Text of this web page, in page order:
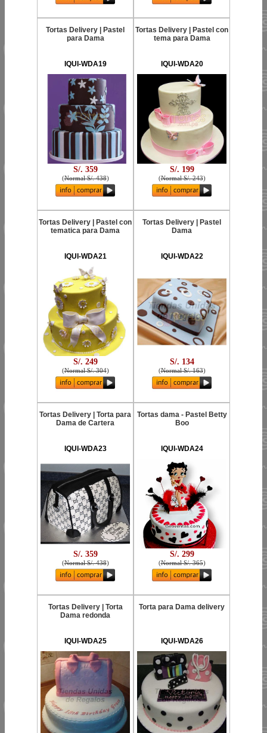
Tortas Delivery | Pastel
para Dama
IQUI-WDA19
S/. 359
(Normal S/. 438)
Tortas Delivery | Pastel con
tema para Dama
IQUI-WDA20
S/. 199
(Normal S/. 243)
Tortas Delivery | Pastel con
tematica para Dama
IQUI-WDA21
S/. 249
(Normal S/. 304)
Tortas Delivery | Pastel
Dama
IQUI-WDA22
S/. 134
(Normal S/. 163)
Tortas Delivery | Torta para
Dama de Cartera
IQUI-WDA23
S/. 359
(Normal S/. 438)
Tortas dama - Pastel Betty
Boo
IQUI-WDA24
S/. 299
(Normal S/. 365)
Tortas Delivery | Torta
Dama redonda
IQUI-WDA25
Torta para Dama delivery
IQUI-WDA26